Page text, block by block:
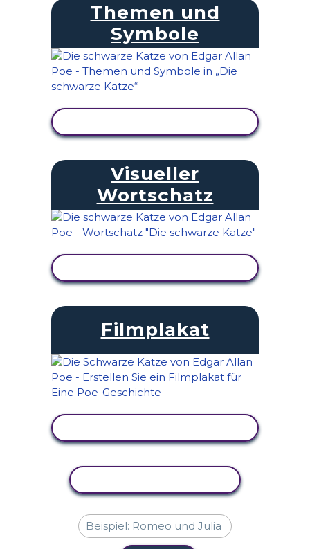
Themen und
Symbole
Visueller
Wortschatz
Filmplakat